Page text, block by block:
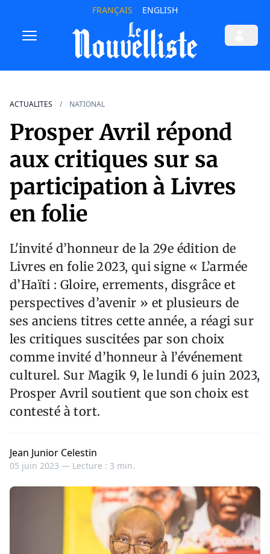
FRANÇAIS ENGLISH
ACTUALITES NATIONAL
Prosper Avril répond
aux critiques sur sa
participation à Livres
en folie
L'invité d’honneur de la 29e édition de
Livres en folie 2023, qui signe « L’armée
d’Haïti : Gloire, errements, disgrâce et
perspectives d’avenir » et plusieurs de
ses anciens titres cette année, a réagi sur
les critiques suscitées par son choix
comme invité d’honneur à l’événement
culturel. Sur Magik 9, le lundi 6 juin 2023,
Prosper Avril soutient que son choix est
contesté à tort.
Jean Junior Celestin
05 juin 2023 — Lecture : 3 min.